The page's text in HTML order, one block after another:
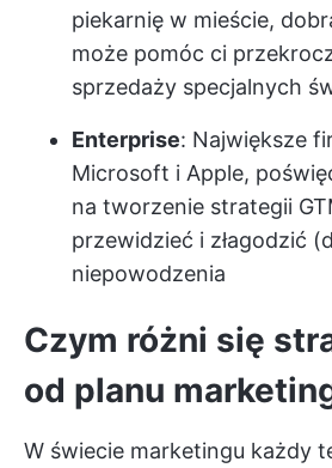
piekarnię w mieście,
może pomóc ci
sprzedaży specjalnych
Enterprise: Największe
Microsoft i Apple,
na tworzenie strategii
przewidzieć i złagodzić
niepowodzenia
Czym różni się
od planu
W świecie marketingu każdy